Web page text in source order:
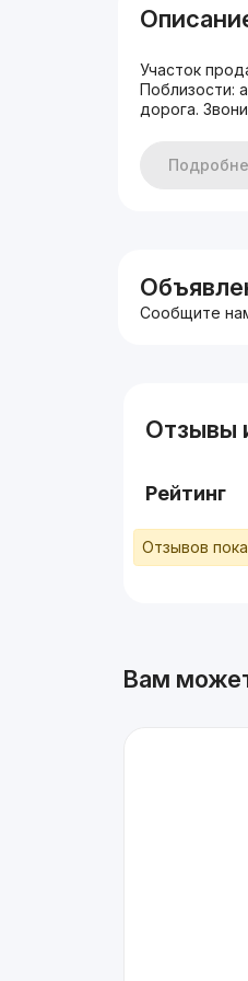
Участок
Поблизости:
дорога.
Сообщите
Отзывы
Рейтинг
Отзывов
Вам